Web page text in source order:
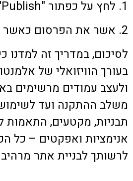
1. לחץ על כפתור "Publish" בפינה התחתונה.
2. אשר את הפרסום כאשר תתבקש לכך.
לסיכום, במדריך זה
בעורך הוויזואלי של
ולעצב עמודים מרשימים
משלב ההתקנה ועד לשימוש
תבניות, מקטעים, התאמות
אנימציות ואפקטים – כל
לרשותך לבניית אתר מרהיב